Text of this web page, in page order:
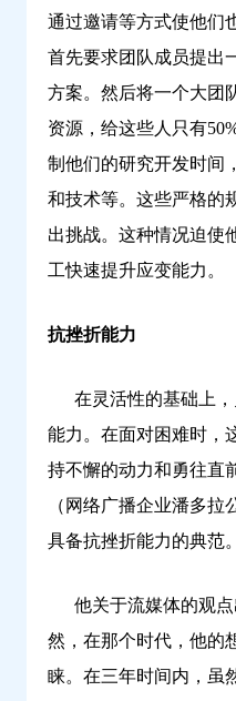
通过邀请等方式使他们
首先要求团队成员提出
方案。然后将一个大团
资源，给这些人只有
制他们的研究开发时间
和技术等。这些严格的
出挑战。这种情况迫使
工快速提升应变能力。
抗挫折能力
在灵活性的基础上，
能力。在面对困难时，
持不懈的动力和勇往直
（网络广播企业潘多
具备抗挫折能力的典范。
他关于流媒体的观点
然，在那个时代，他的
睐。在三年时间内，虽